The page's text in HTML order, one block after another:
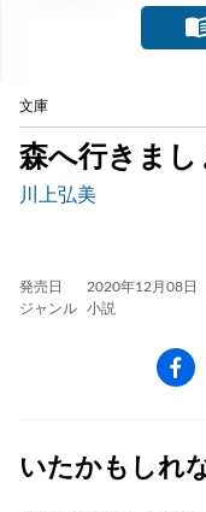
文庫
森へ行きまし
川上弘美
発売日
2020年12月08日
ジャンル
小説
いたかもしれ